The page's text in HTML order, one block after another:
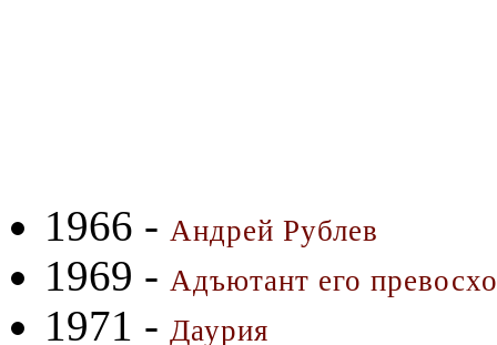
1966 - Андрей Рублев
1969 - Адъютант его
1971 - Даурия